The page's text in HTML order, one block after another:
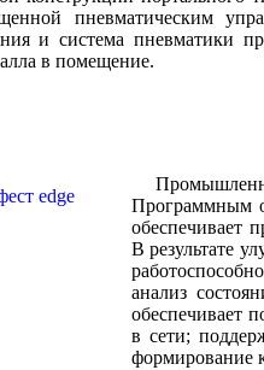
пневматическим
и система пневматики
в помещение.
Программным
обеспечивает
В результате
анализ
обеспечивает
в сети;
формирование